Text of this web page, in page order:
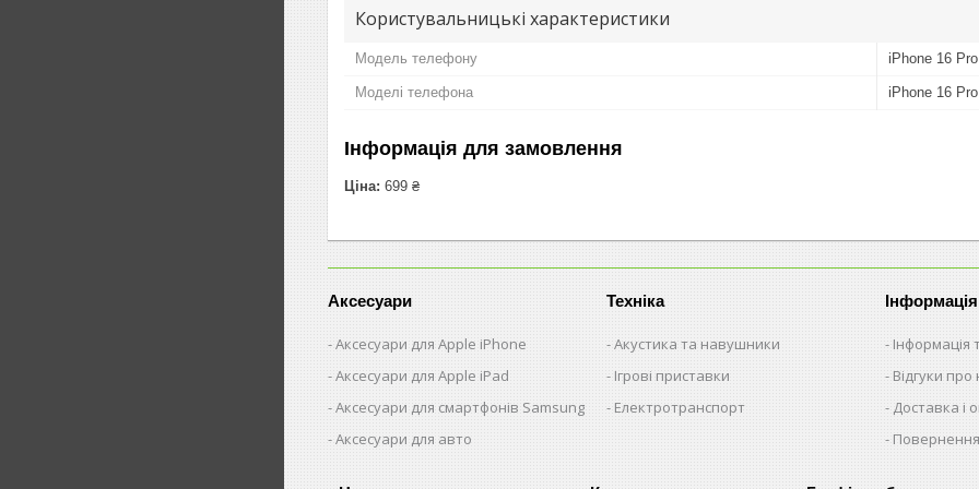
Користувальницькі характеристики
Модель телефону iPhone 16 Pro
Моделі телефона iPhone 16 Pro
Інформація для замовлення
Ціна: 699 ₴
Аксесуари
Аксесуари для Apple iPhone
Аксесуари для Apple iPad
Аксесуари для смартфонів Samsung
Аксесуари для авто
Техніка
Акустика та навушники
Ігрові приставки
Електротранспорт
Інформація
Інформація
Відгуки про
Доставка і